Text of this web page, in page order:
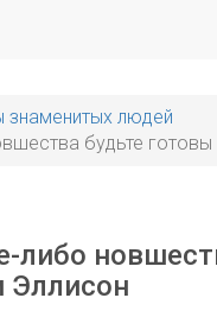
знаменитых людей
будьте
либо